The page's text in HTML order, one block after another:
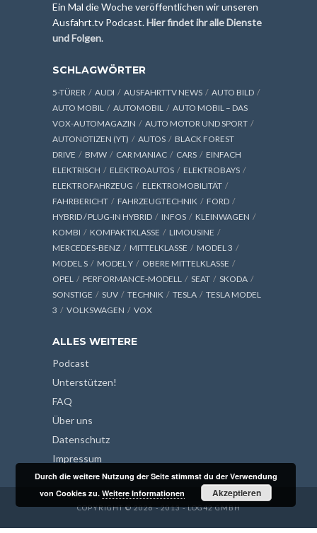
Ein Mal die Woche veröffentlichen wir unseren
Ausfahrt.tv Podcast.Hier findet ihr alle Dienste
und Folgen.
SCHLAGWÖRTER
5-TÜRER AUDI AUSFAHRTTV NEWS
AUTO BILD
AUTO MOBIL
AUTOMOBIL
AUTO MOBIL – DAS
VOX-AUTOMAGAZIN
AUTO MOTOR UND SPORT
AUTONOTIZEN (YT)
AUTOS
BLACK FOREST
DRIVE
BMW CAR MANIAC CARS
EINFACH
ELEKTRISCH
ELEKTROAUTOS
ELEKTROBAYS
ELEKTROFAHRZEUG
ELEKTROMOBILITÄT
FAHRBERICHT
FAHRZEUGTECHNIK
FORD
HYBRID / PLUG-IN HYBRID
INFOS
KLEINWAGEN
KOMBI
KOMPAKTKLASSE
LIMOUSINE
MERCEDES-BENZ
MITTELKLASSE
MODEL 3
MODEL S
MODEL Y
OBERE MITTELKLASSE
OPEL
PERFORMANCE-MODELL SEAT
SKODA
SONSTIGE
SUV TECHNIK TESLA
TESLA MODEL
3
VOLKSWAGEN VOX
ALLES WEITERE
Podcast
Unterstützen!
FAQ
Über uns
Datenschutz
Impressum
COPYRIGHT © 2026 - 2013 - LOG42 GMBH
Durch die weitere Nutzung der Seite stimmst du der Verwendung
von Cookies zu.Weitere Informationen Akzeptieren